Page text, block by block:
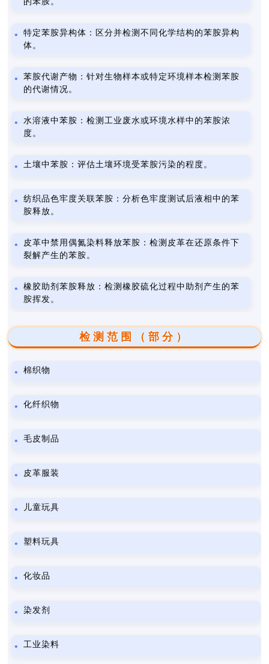
特定苯胺异构体：区分并检测不同化学结构的苯胺异构
体。
苯胺代谢产物：针对生物样本或特定环境样本检测苯胺
的代谢情况。
水溶液中苯胺：检测工业废水或环境水样中的苯胺浓
度。
土壤中苯胺：评估土壤环境受苯胺污染的程度。
纺织品色牢度关联苯胺：分析色牢度测试后液相中的苯
胺释放。
皮革中禁用偶氮染料释放苯胺：检测皮革在还原条件下
裂解产生的苯胺。
橡胶助剂苯胺释放：检测橡胶硫化过程中助剂产生的苯
胺挥发。
检测范围（部分）
棉织物
化纤织物
毛皮制品
皮革服装
儿童玩具
塑料玩具
化妆品
染发剂
工业染料